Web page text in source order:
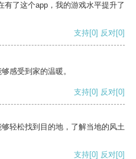
了这个app，我的游戏水平提升了
支持[0] 反对[0]
感受到家的温暖。
支持[0] 反对[0]
轻松找到目的地，了解当地的风土
支持[0] 反对[0]